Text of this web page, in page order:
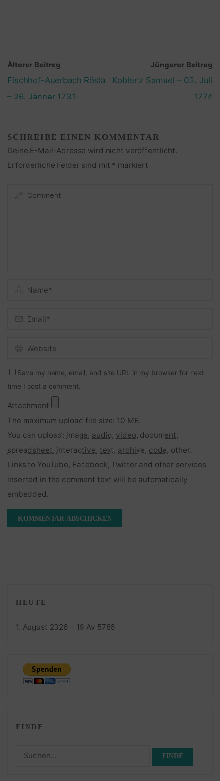
Älterer Beitrag
Fischhof-Auerbach Rösla
– 26. Jänner 1731
Jüngerer Beitrag
Koblenz Samuel – 03. Juli
1774
SCHREIBE EINEN KOMMENTAR
Deine E-Mail-Adresse wird nicht veröffentlicht.
Erforderliche Felder sind mit * markiert
Save my name, email, and site URL in my browser for next
time I post a comment.
Attachment
The maximum upload file size: 10 MB.
You can upload: image, audio, video, document,
spreadsheet, interactive, text, archive, code, other.
Links to YouTube, Facebook, Twitter and other services
inserted in the comment text will be automatically
embedded.
HEUTE
1. August 2026 – 19 Av 5786
FINDE
Suchen